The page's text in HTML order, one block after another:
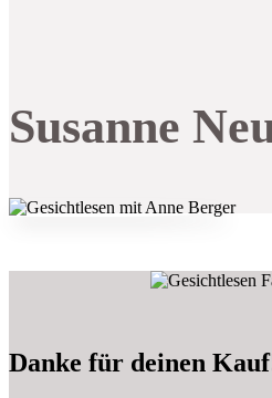
Susanne
Danke für deinen